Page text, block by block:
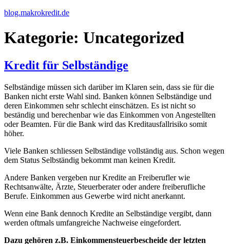
Zum
springen
blog.makrokredit.de
Kategorie: Uncategorized
Kredit für Selbständige
Selbständige müssen sich darüber im Klaren sein, dass sie für die
Banken nicht erste Wahl sind. Banken können Selbständige und
deren Einkommen sehr schlecht einschätzen. Es ist nicht so
beständig und berechenbar wie das Einkommen von Angestellten
oder Beamten. Für die Bank wird das Kreditausfallrisiko somit
höher.
Viele Banken schliessen Selbständige vollständig aus. Schon wegen
dem Status Selbständig bekommt man keinen Kredit.
Andere Banken vergeben nur Kredite an Freiberufler wie
Rechtsanwälte, Ärzte, Steuerberater oder andere freiberufliche
Berufe. Einkommen aus Gewerbe wird nicht anerkannt.
Wenn eine Bank dennoch Kredite an Selbständige vergibt, dann
werden oftmals umfangreiche Nachweise eingefordert.
Dazu gehören z.B. Einkommensteuerbescheide der letzten